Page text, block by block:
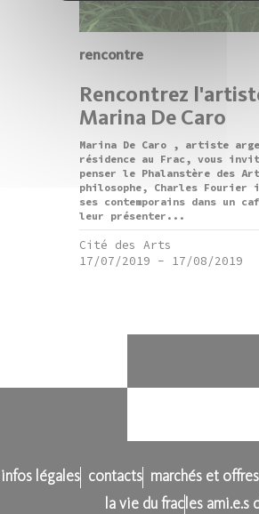
rencontre
Rencontrez
Marina De Caro
Marina De Caro , artiste
résidence au Frac, vous
penser le Phalanstère des
philosophe, Charles
ses contemporains dans un
leur présenter...
Cité des Arts
17/07/2019 - 17/08/2019
infos légales contacts marchés et
la vie du frac les ami.e.s